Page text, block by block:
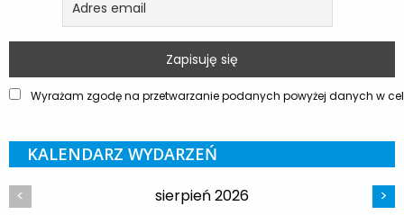
Wyrażam zgodę na przetwarzanie podanych powyżej danych w
KALENDARZ WYDARZEŃ
< sierpień 2026 >